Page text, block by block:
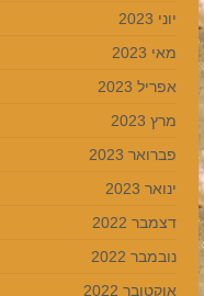
יוני 2023
מאי 2023
אפריל 2023
מרץ 2023
פברואר 2023
ינואר 2023
דצמבר 2022
נובמבר 2022
אוקטובר 2022